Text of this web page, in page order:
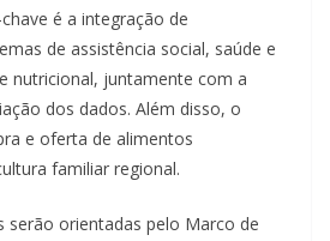
é a integração de
de assistência social, saúde e
nutricional, juntamente com a
dos dados. Além disso, o
e oferta de alimentos
familiar regional.
serão orientadas pelo Marco de